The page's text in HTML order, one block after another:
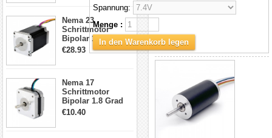
Schrittmotor
Nema 23
Schrittmotor
Bipolar 1,8 Grad
2,83Nm 4 A 2,26V
€28.93
Nema 17
Schrittmotor
Bipolar 1.8 Grad
8.7Ncm 1A 3.5V 4
€10.40
Spannung:
Menge :
In den Warenkorb legen